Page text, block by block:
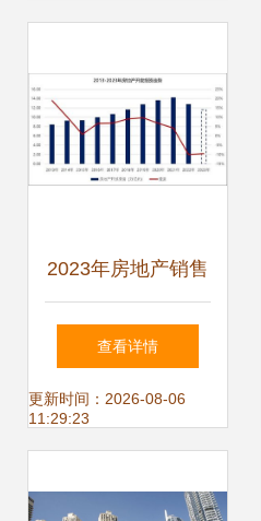
2023年房地产销售
底部震荡，2024年
或将延续筑底行情
查看详情
更新时间：2026-08-06
11:29:23